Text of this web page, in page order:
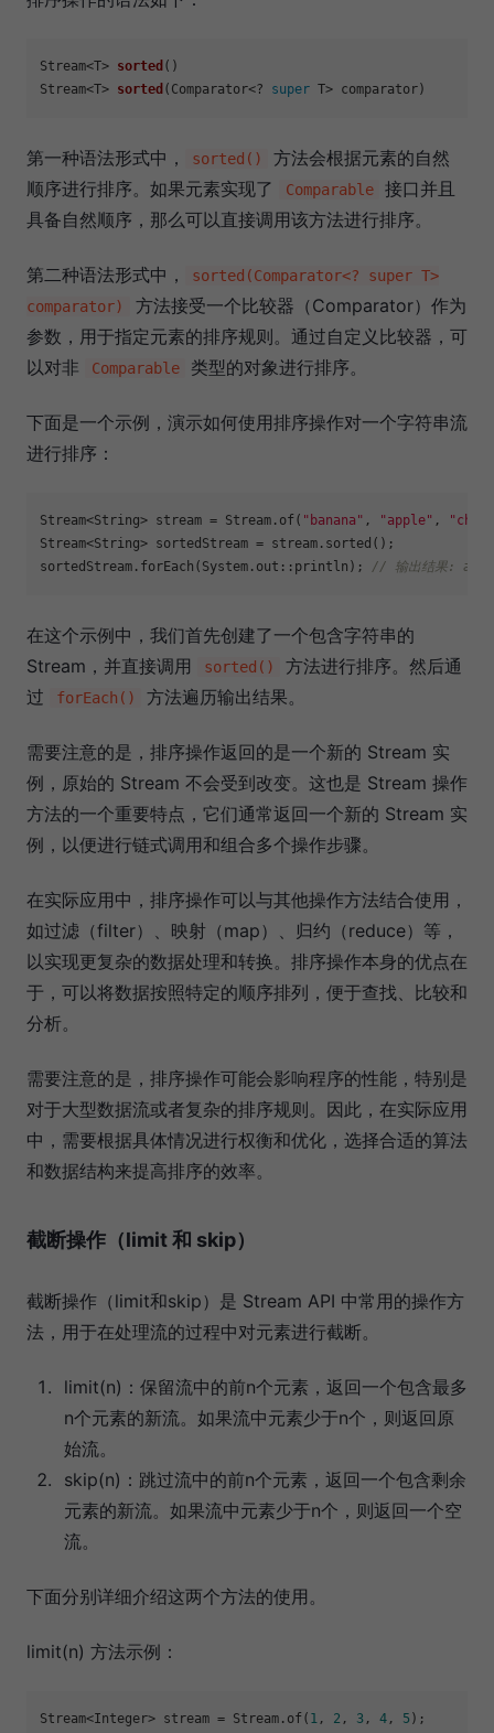
Stream<T> sorted ()
Stream<T> sorted (Comparator<? super T> comparator)
第一种语法形式中， sorted()
方法会根据元素的自然
顺序进行排序。如果元素实现了
Comparable
接口并且
具备自然顺序，那么可以直接调用该方法进行排序。
第二种语法形式中，
sorted(Comparator<? super T>
comparator)
方法接受一个比较器（Comparator）作为
参数，用于指定元素的排序规则。通过自定义比较器，可
以对非
Comparable 类型的对象进行排序。
下面是一个示例，演示如何使用排序操作对一个字符串流
进行排序：
Stream<String> stream = Stream.of( "banana" , "apple" ,
Stream<String> sortedStream = stream.sorted();
sortedStream.forEach(System.out::println); // 输出结果:
在这个示例中，我们首先创建了一个包含字符串的
Stream，并直接调用
sorted()
方法进行排序。然后通
过
forEach() 方法遍历输出结果。
需要注意的是，排序操作返回的是一个新的 Stream 实
例，原始的 Stream 不会受到改变。这也是 Stream 操作
方法的一个重要特点，它们通常返回一个新的 Stream 实
例，以便进行链式调用和组合多个操作步骤。
在实际应用中，排序操作可以与其他操作方法结合使用，
如过滤（filter）、映射（map）、归约（reduce）等，
以实现更复杂的数据处理和转换。排序操作本身的优点在
于，可以将数据按照特定的顺序排列，便于查找、比较和
分析。
需要注意的是，排序操作可能会影响程序的性能，特别是
对于大型数据流或者复杂的排序规则。因此，在实际应用
中，需要根据具体情况进行权衡和优化，选择合适的算法
和数据结构来提高排序的效率。
截断操作（limit 和 skip）
截断操作（limit和skip）是 Stream API 中常用的操作方
法，用于在处理流的过程中对元素进行截断。
limit(n)：保留流中的前n个元素，返回一个包含最多
n个元素的新流。如果流中元素少于n个，则返回原
始流。
skip(n)：跳过流中的前n个元素，返回一个包含剩余
元素的新流。如果流中元素少于n个，则返回一个空
流。
下面分别详细介绍这两个方法的使用。
limit(n) 方法示例：
Stream<Integer> stream = Stream.of( 1 , 2 , 3 , 4 , 5 );